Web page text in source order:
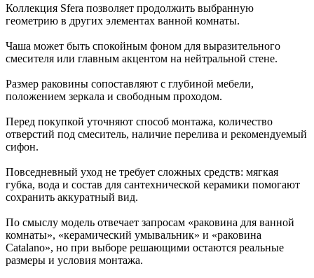
Коллекция Sfera позволяет продолжить выбранную
геометрию в других элементах ванной комнаты.
Чаша может быть спокойным фоном для выразительного
смесителя или главным акцентом на нейтральной стене.
Размер раковины сопоставляют с глубиной мебели,
положением зеркала и свободным проходом.
Перед покупкой уточняют способ монтажа, количество
отверстий под смеситель, наличие перелива и рекомендуемый
сифон.
Повседневный уход не требует сложных средств: мягкая
губка, вода и состав для сантехнической керамики помогают
сохранить аккуратный вид.
По смыслу модель отвечает запросам «раковина для ванной
комнаты», «керамический умывальник» и «раковина
Catalano», но при выборе решающими остаются реальные
размеры и условия монтажа.